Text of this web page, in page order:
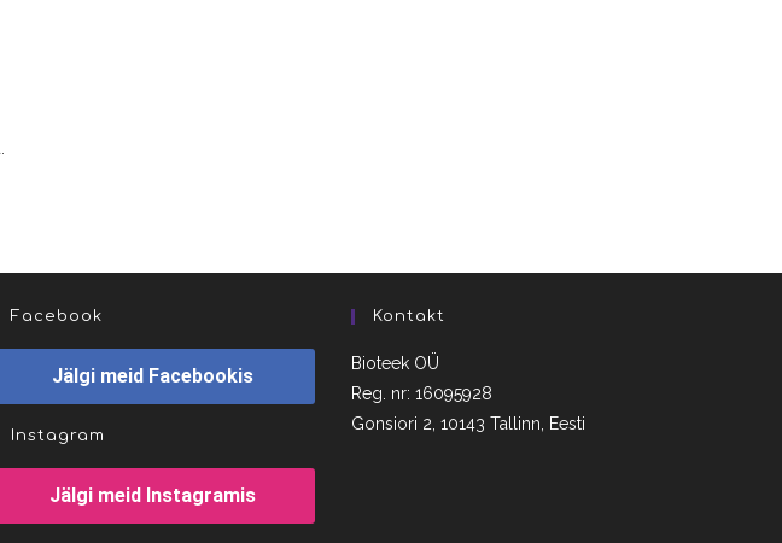
Facebook
Jälgi meid Facebookis
Instagram
Jälgi meid Instagramis
Kontakt
Bioteek OÜ
Reg. nr: 16095928
Gonsiori 2, 10143 Tallinn, Eesti